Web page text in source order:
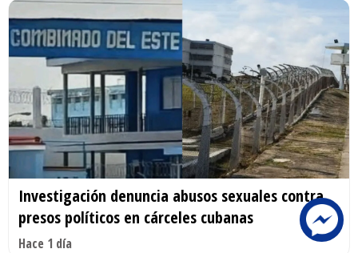
Investigación denuncia abusos sexuales contra
presos políticos en cárceles cubanas
Hace 1 día